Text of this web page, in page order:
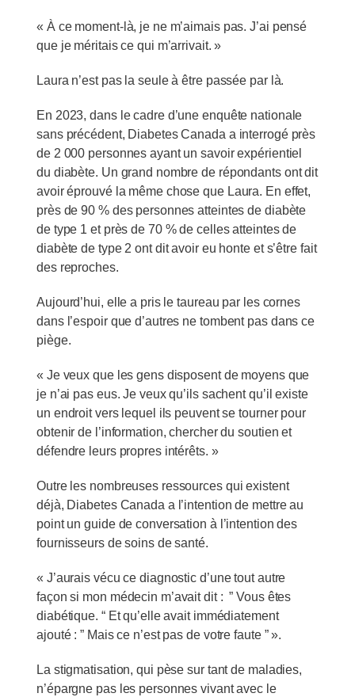
« À ce moment-là, je ne m’aimais pas. J’ai pensé
que je méritais ce qui m’arrivait. »
Laura n’est pas la seule à être passée par là.
En 2023, dans le cadre d’une enquête nationale
sans précédent, Diabetes Canada a interrogé près
de 2 000 personnes ayant un savoir expérientiel
du diabète. Un grand nombre de répondants ont dit
avoir éprouvé la même chose que Laura. En effet,
près de 90 % des personnes atteintes de diabète
de type 1 et près de 70 % de celles atteintes de
diabète de type 2 ont dit avoir eu honte et s’être fait
des reproches.
Aujourd’hui, elle a pris le taureau par les cornes
dans l’espoir que d’autres ne tombent pas dans ce
piège.
« Je veux que les gens disposent de moyens que
je n’ai pas eus. Je veux qu’ils sachent qu’il existe
un endroit vers lequel ils peuvent se tourner pour
obtenir de l’information, chercher du soutien et
défendre leurs propres intérêts. »
Outre les nombreuses ressources qui existent
déjà, Diabetes Canada a l’intention de mettre au
point un guide de conversation à l’intention des
fournisseurs de soins de santé.
« J’aurais vécu ce diagnostic d’une tout autre
façon si mon médecin m’avait dit : ” Vous êtes
diabétique. “ Et qu’elle avait immédiatement
ajouté : ” Mais ce n’est pas de votre faute ” ».
La stigmatisation, qui pèse sur tant de maladies,
n’épargne pas les personnes vivant avec le